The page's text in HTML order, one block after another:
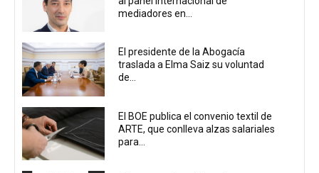
mediadores en...
El presidente de la Abogacía
traslada a Elma Saiz su voluntad
de...
El BOE publica el convenio textil de
ARTE, que conlleva alzas salariales
para...